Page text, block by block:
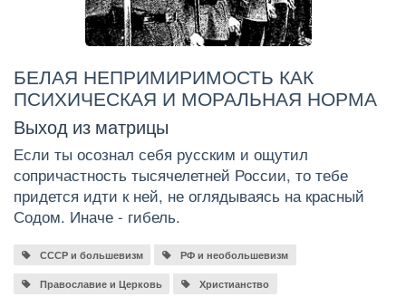
БЕЛАЯ НЕПРИМИРИМОСТЬ КАК
ПСИХИЧЕСКАЯ И МОРАЛЬНАЯ НОРМА
Выход из матрицы
Если ты осознал себя русским и ощутил
сопричастность тысячелетней России, то тебе
придется идти к ней, не оглядываясь на красный
Содом. Иначе - гибель.
СССР и большевизм РФ и необольшевизм
Православие и Церковь Христианство